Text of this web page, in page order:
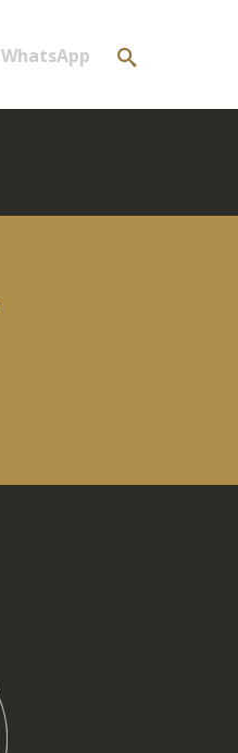
WhatsApp